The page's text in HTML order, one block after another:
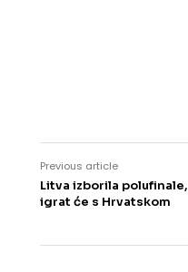
Previous article
Litva izborila polufinale,
igrat će s Hrvatskom